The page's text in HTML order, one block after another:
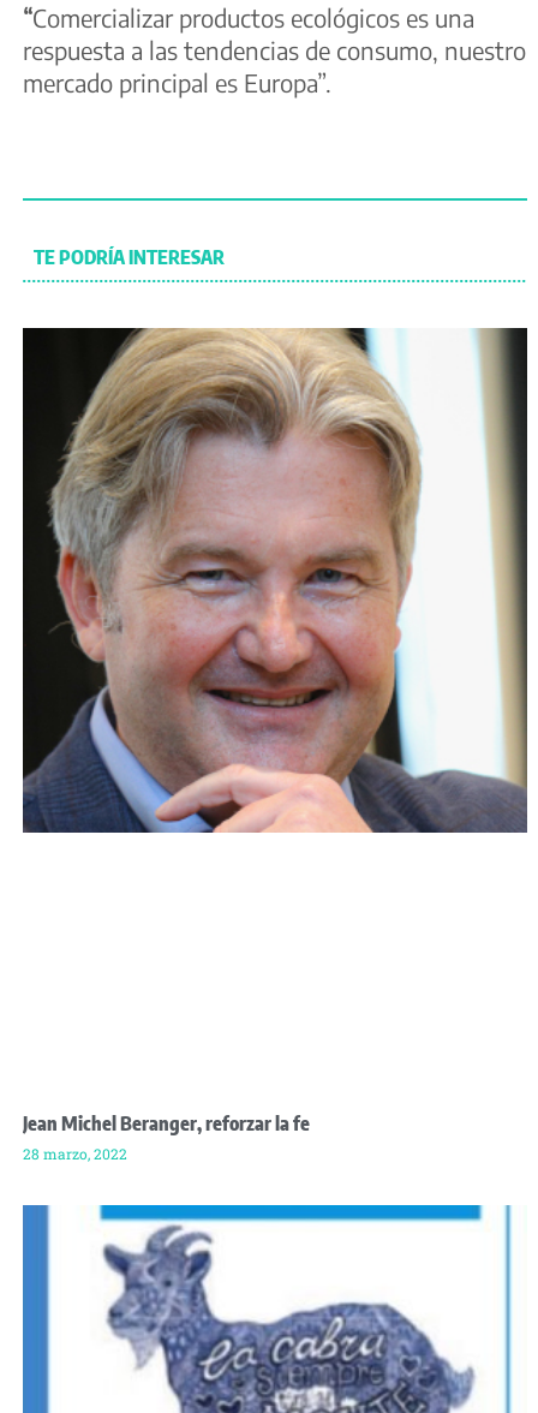
“Comercializar productos ecológicos es una
respuesta a las tendencias de consumo, nuestro
mercado principal es Europa”.
TE PODRÍA INTERESAR
Jean Michel Beranger, reforzar la fe
28 marzo, 2022